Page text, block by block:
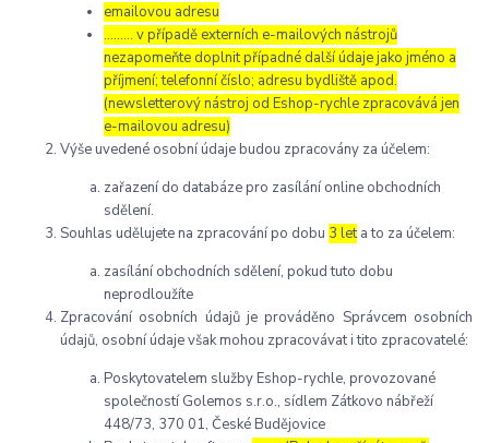
emailovou adresu
……… v případě externích e-mailových nástrojů
nezapomeňte doplnit případné další údaje jako jméno a
příjmení; telefonní číslo; adresu bydliště apod.
(newsletterový nástroj od Eshop-rychle zpracovává jen
e-mailovou adresu)
Výše uvedené osobní údaje budou zpracovány za účelem:
zařazení do databáze pro zasílání online obchodních
sdělení.
Souhlas udělujete na zpracování po dobu 3 leta to za účelem:
zasílání obchodních sdělení, pokud tuto dobu
neprodloužíte
Zpracování osobních údajů je prováděno Správcem osobních
údajů, osobní údaje však mohou zpracovávat i tito zpracovatelé:
Poskytovatelem služby Eshop-rychle, provozované
společností Golemos s.r.o., sídlem Zátkovo nábřeží
448/73, 370 01, České Budějovice